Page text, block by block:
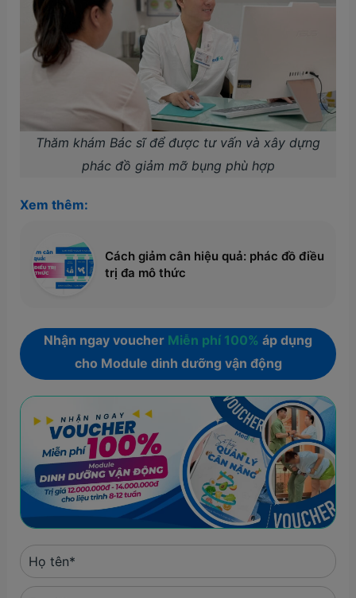
Thăm khám Bác sĩ để được tư vấn và xây dựng
phác đồ giảm mỡ bụng phù hợp
Xem thêm:
Cách giảm cân hiệu quả: phác đồ điều
trị đa mô thức
Nhận ngay voucher Miễn phí 100% áp dụng
cho Module dinh dưỡng vận động